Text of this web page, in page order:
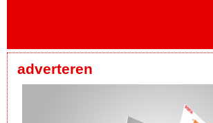
adverteren